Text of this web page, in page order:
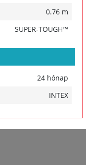
0.76 m
SUPER-TOUGH™
24 hónap
INTEX